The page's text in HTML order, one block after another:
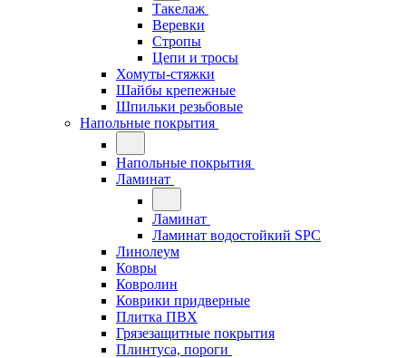
Такелаж
Веревки
Стропы
Цепи и тросы
Хомуты-стяжки
Шайбы крепежные
Шпильки резьбовые
Напольные покрытия
Напольные покрытия
Ламинат
Ламинат
Ламинат водостойкий SPC
Линолеум
Ковры
Ковролин
Коврики придверные
Плитка ПВХ
Грязезащитные покрытия
Плинтуса, пороги